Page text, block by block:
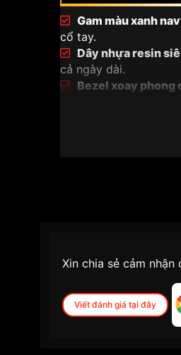
Gam màu xanh
cổ tay.
Dây nhựa resin
cả ngày dài.
Bezel xoay phong
:
Dòng sản phẩm
Đối tượng
Nữ
Kiểu dáng
Xin chia sẻ cảm nhận
Viết đánh giá tại đây